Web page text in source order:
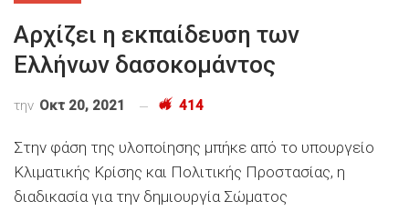
Αρχίζει η εκπαίδευση των
Ελλήνων δασοκομάντος
την Οκτ 20, 2021 414
Στην φάση της υλοποίησης μπήκε από το υπουργείο
Κλιματικής Κρίσης και Πολιτικής Προστασίας, η
διαδικασία για την δημιουργία Σώματος